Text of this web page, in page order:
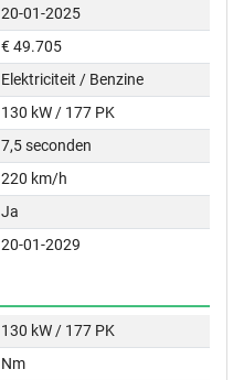
20-01-2025
€ 49.705
Elektriciteit / Benzine
130 kW / 177 PK
7,5 seconden
220 km/h
Ja
20-01-2029
130 kW / 177 PK
Nm